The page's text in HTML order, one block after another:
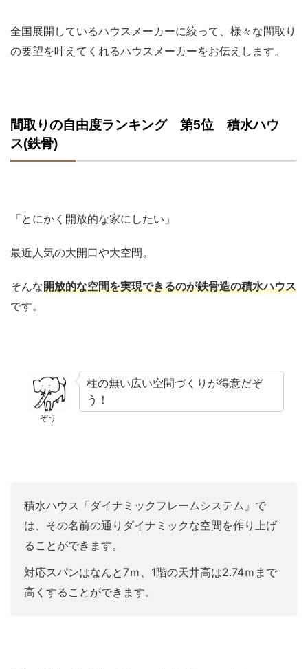
全国展開しているハウスメーカーに絞って、様々な間取り
の要望を叶えてくれるハウスメーカーをお伝えします。
間取りの自由度ランキング 第5位 積水ハウ
ス(鉄骨)
「とにかく開放的な家にしたい」
最近人気の大開口や大空間。
そんな開放的な空間を実現できるのが鉄骨造の積水ハウス
です。
ぞう
柱の無い広い空間づくりが得意だぞ
う！
積水ハウス「ダイナミックフレームシステム」で
は、その名前の通りダイナミックな空間を作り上げ
ることができます。
対応スパンはなんと7ｍ、1階の天井高は2.74ｍまで
高くすることができます。